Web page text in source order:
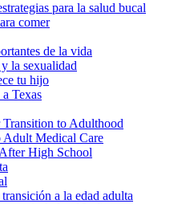
para la salud bucal
comer
de la vida
la sexualidad
tu hijo
Texas
to Adulthood
Adult Medical Care
High School
a la edad adulta